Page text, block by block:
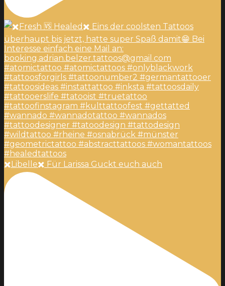
✖️Libelle✖️ Für Larissa Guckt euch auch